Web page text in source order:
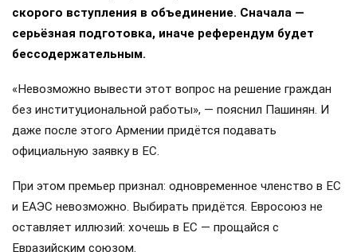
скорого вступления в объединение. Сначала —
серьёзная подготовка, иначе референдум будет
бессодержательным.
«Невозможно вывести этот вопрос на решение граждан
без институциональной работы», — пояснил Пашинян. И
даже после этого Армении придётся подавать
официальную заявку в ЕС.
При этом премьер признал: одновременное членство в ЕС
и ЕАЭС невозможно. Выбирать придётся. Евросоюз не
оставляет иллюзий: хочешь в ЕС — прощайся с
Евразийским союзом.